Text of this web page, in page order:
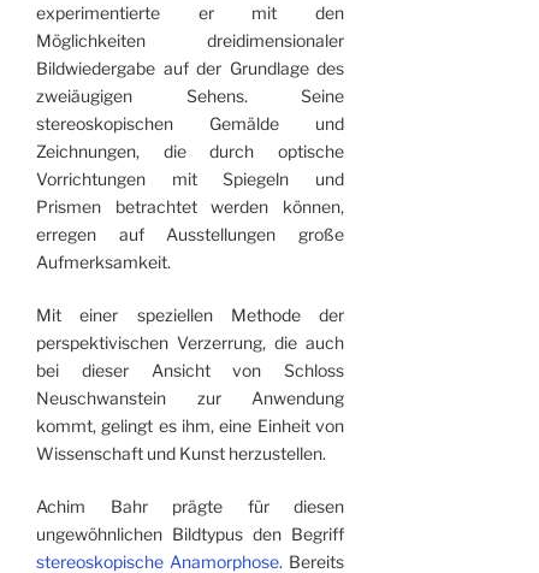
experimentierte er mit den
Möglichkeiten dreidimensionaler
Bildwieder­gabe auf der Grundlage des
zweiäugigen Sehens. Seine
stereoskopischen Gemälde und
Zeichnungen, die durch optische
Vorrichtungen mit Spiegeln und
Prismen betrachtet werden können,
erregen auf Ausstellungen große
Aufmerksamkeit.
Mit einer speziellen Methode der
perspektivischen Verzerrung, die auch
bei dieser Ansicht von Schloss
Neuschwanstein zur Anwendung
kommt, gelingt es ihm, eine Einheit von
Wissenschaft und Kunst herzustellen.
Achim Bahr prägte für diesen
ungewöhnlichen Bildtypus den Begriff
stereoskopische Anamorphose. Bereits